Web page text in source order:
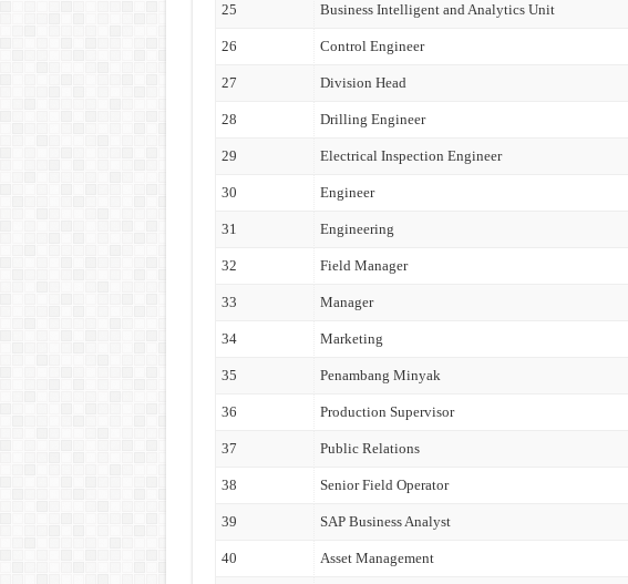
25 Business Intelligent and Analytics Unit
26 Control Engineer
27 Division Head
28 Drilling Engineer
29 Electrical Inspection Engineer
30 Engineer
31 Engineering
32 Field Manager
33 Manager
34 Marketing
35 Penambang Minyak
36 Production Supervisor
37 Public Relations
38 Senior Field Operator
39 SAP Business Analyst
40 Asset Management